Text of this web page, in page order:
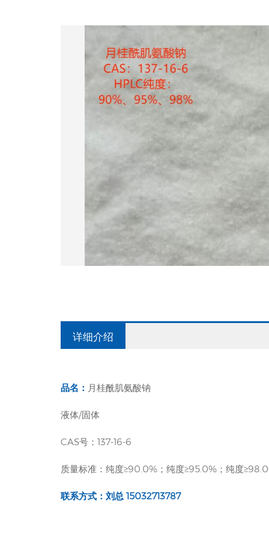
详细介绍
品名： 月桂酰肌氨酸钠
液体/固体
CAS号：137-16-6
质量标准：纯度≥90.0%；纯度≥95.0%；纯度
联系方式：刘总 15032713787